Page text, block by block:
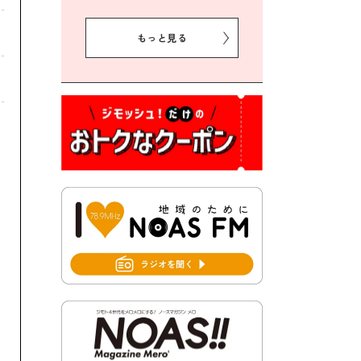
ン作戦参加者募集
対抗「福岡駅伝」出場選手募
集！
2026年7月31日 第６次豊前市
総合計画後期基本計画策定業
書が変わります！
2026年7月30日 豊前市立豊前
中学校の進捗状況について
もっと見る